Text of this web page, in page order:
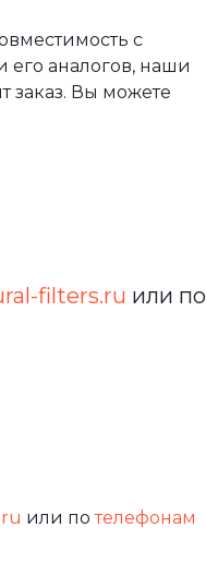
с
аналогов, наши
заказ. Вы можете
filters.ru или по
или потелефонам